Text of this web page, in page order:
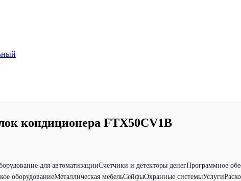
кондиционера FTX50CV1B
для автоматизацииСчетчики и детекторы денегПрограммное
оборудованиеМеталлическая мебельСейфыОхранные системыУслуги